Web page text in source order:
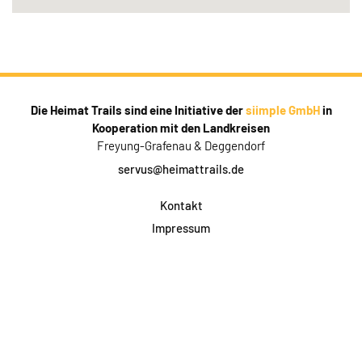
Die Heimat Trails sind eine Initiative dersiimple GmbHin
Kooperation mit den Landkreisen
Freyung-Grafenau & Deggendorf
servus@heimattrails.de
Kontakt
Impressum